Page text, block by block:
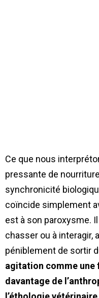
Ce que nous
pressante de
synchronicité
coïncide simplement
est à son paroxysme.
chasser ou à interagir,
péniblement de sortir
agitation comme une
davantage de